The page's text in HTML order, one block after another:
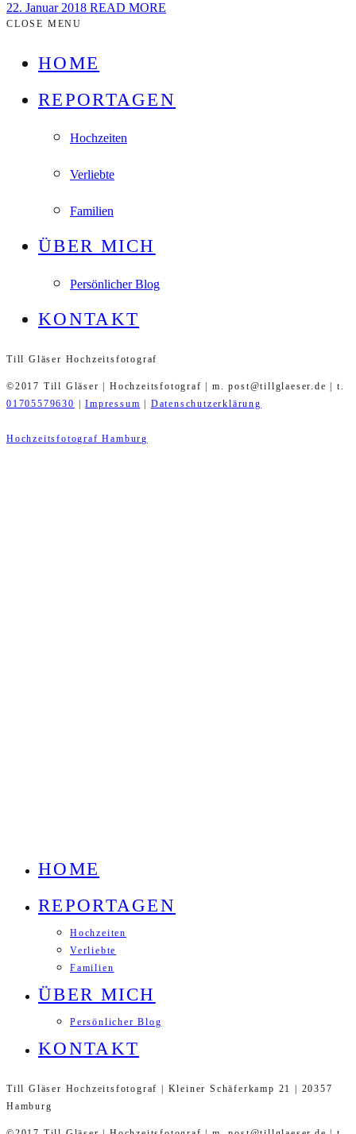
22. Januar 2018 READ MORE
CLOSE MENU
HOME
REPORTAGEN
Hochzeiten
Verliebte
Familien
ÜBER MICH
Persönlicher Blog
KONTAKT
Till Gläser Hochzeitsfotograf
©2017 Till Gläser | Hochzeitsfotograf | m. post@tillglaeser.de | t.
01705579630
|Impressum Datenschutzerklärung
Hochzeitsfotograf Hamburg
HOME
REPORTAGEN
Hochzeiten
Verliebte
Familien
ÜBER MICH
Persönlicher Blog
KONTAKT
Till Gläser Hochzeitsfotograf | Kleiner Schäferkamp 21 | 20357
Hamburg